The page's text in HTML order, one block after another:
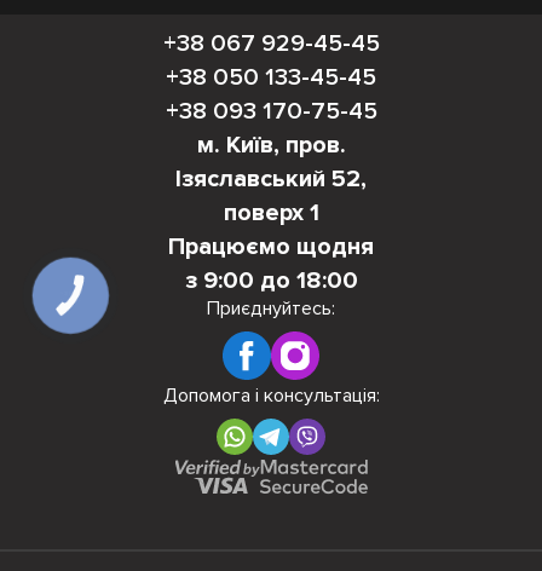
+38 067 929-45-45
+38 050 133-45-45
+38 093 170-75-45
м. Київ, пров.
Ізяславський 52,
поверх 1
Працюємо щодня
з 9:00 до 18:00
Приєднуйтесь:
Допомога і консультація:
КНОПКА
ЗВ'ЯЗКУ